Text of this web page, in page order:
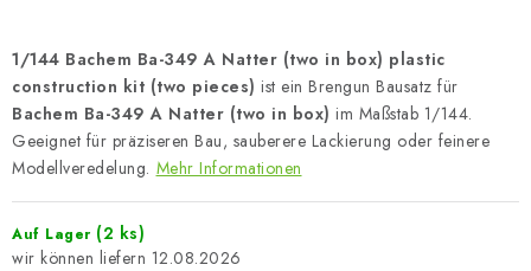
Über uns Meine Bestellung
Kontakte
Versand und Bezahlung
Bedingungen und Konditionen
Datenschutzbestimmungen
Großhandel
Modellfarben-Umrechner
Art Scale Modellbau-Glossar
1/144 Bachem Ba-349 A Natter (two in box) plastic
construction kit (two pieces) ist ein Brengun Bausatz für
Bachem Ba-349 A Natter (two in box) im Maßstab 1/144.
Geeignet für präziseren Bau, sauberere Lackierung oder feinere
Modellveredelung. Mehr Informationen
Auf Lager (2 ks)
12.08.2026